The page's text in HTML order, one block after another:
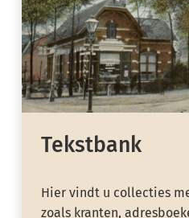
Tekstbank
Hier vindt u collecties
zoals kranten,